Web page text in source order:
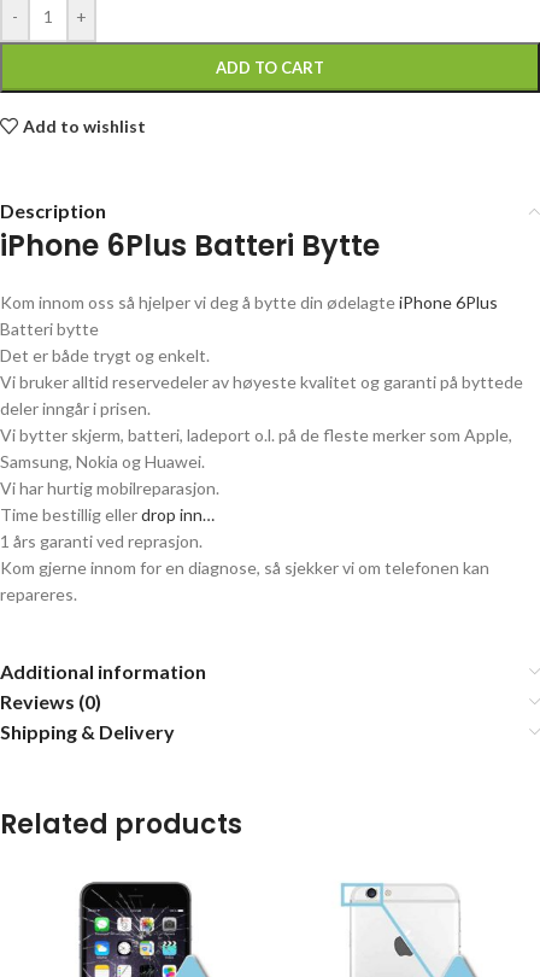
- +
ADD TO CART
Add to wishlist
Description
iPhone 6Plus Batteri Bytte
Kom innom oss så hjelper vi deg å bytte din ødelagteiPhone 6Plus
Batteri bytte
Det er både trygt og enkelt.
Vi bruker alltid reservedeler av høyeste kvalitet og garanti på byttede
deler inngår i prisen.
Vi bytter skjerm, batteri, ladeport o.l. på de fleste merker som Apple,
Samsung, Nokia og Huawei.
Vi har hurtig mobilreparasjon.
Time bestillig ellerdrop inn…
1 års garanti ved reprasjon.
Kom gjerne innom for en diagnose, så sjekker vi om telefonen kan
repareres.
Additional information
Reviews (0)
Shipping & Delivery
Related products